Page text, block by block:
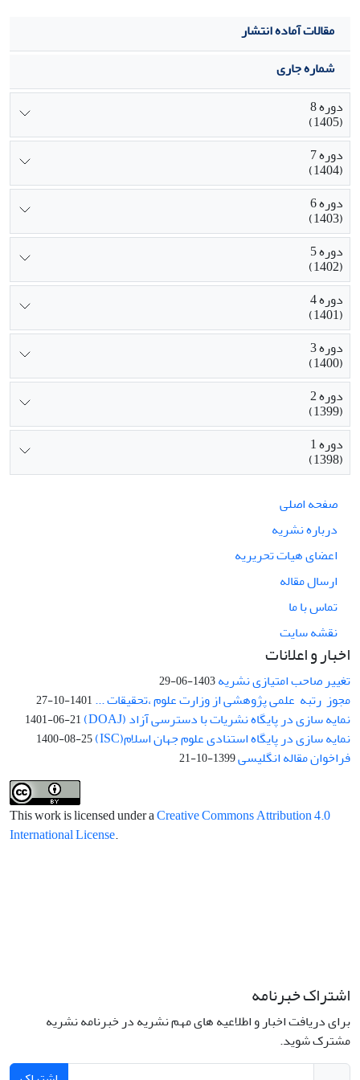
مقالات آماده انتشار
شماره جاری
دوره 8
(1405)
دوره 7
(1404)
دوره 6
(1403)
دوره 5
(1402)
دوره 4
(1401)
دوره 3
(1400)
دوره 2
(1399)
دوره 1
(1398)
صفحه اصلی
درباره نشریه
اعضای هیات تحریریه
ارسال مقاله
تماس با ما
نقشه سایت
اخبار و اعلانات
تغییر صاحب امتیازی نشریه1403-06-29
مجوز رتبه علمی پژوهشی از وزارت علوم ،تحقیقات ...1401-10-27
نمایه سازی در پایگاه نشریات با دسترسی آزاد (DOAJ) 1401-06-21
نمایه سازی در پایگاه استنادی علوم جهان اسلام(ISC) 1400-08-25
فراخوان مقاله انگلیسی1399-10-21
This work is licensed under aCreative Commons Attribution 4.0
International License.
اشتراک خبرنامه
برای دریافت اخبار و اطلاعیه های مهم نشریه در خبرنامه نشریه
مشترک شوید.